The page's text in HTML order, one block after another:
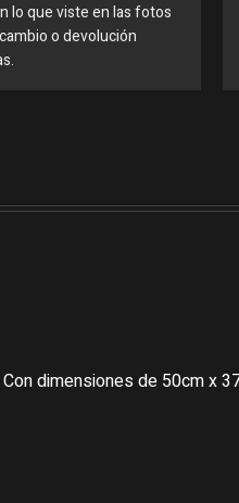
lo que viste en las fotos
o devolución
dimensiones de 50cm x